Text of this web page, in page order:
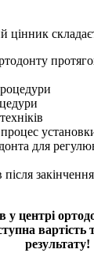
цінник
для
після
у центрі
вартість
результату!